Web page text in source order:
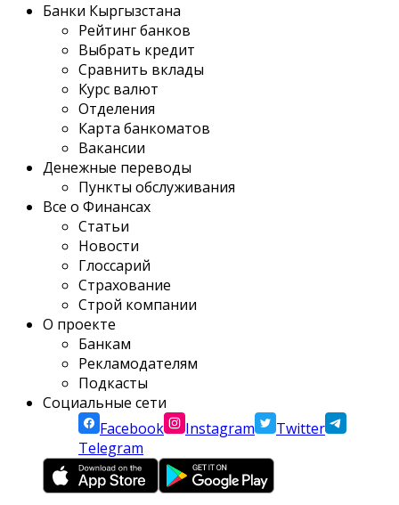
Банки Кыргызстана
Рейтинг банков
Выбрать кредит
Сравнить вклады
Курс валют
Отделения
Карта банкоматов
Вакансии
Денежные переводы
Пункты обслуживания
Все о Финансах
Статьи
Новости
Глоссарий
Страхование
Строй компании
О проекте
Банкам
Рекламодателям
Подкасты
Социальные сети
Facebook
Instagram
Twitter
Telegram